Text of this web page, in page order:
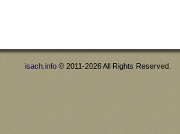
isach.info © 2011-2026 All Rights Reserved.